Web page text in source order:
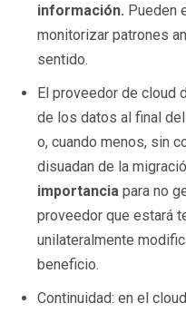
información. Pueden
monitorizar patrones
sentido.
El proveedor de cloud
de los datos al final
o, cuando menos, sin
disuadan de la
importancia para no
proveedor que estará
unilateralmente
beneficio.
Continuidad: en el